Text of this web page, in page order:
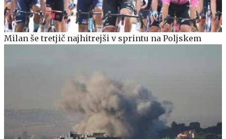
Milan še tretjič najhitrejši v sprintu na Poljskem